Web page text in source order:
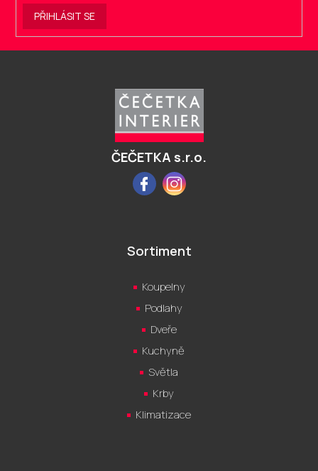
PŘIHLÁSIT SE
ČEČETKA s.r.o.
FacebookInstagram
Sortiment
Koupelny
Podlahy
Dveře
Kuchyně
Světla
Krby
Klimatizace